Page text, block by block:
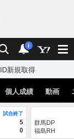
検索 通知
i
ID新規取得
個人成績 動画
試合終了
5
0
群馬DP
福島RH